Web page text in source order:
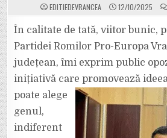
EDITIEDEVRANCEA 12/10/2025
În calitate de tată, viitor bunic,
Partidei Romilor Pro-Europa
județean, îmi exprim public
inițiativă care promovează
poate alege
genul,
indiferent